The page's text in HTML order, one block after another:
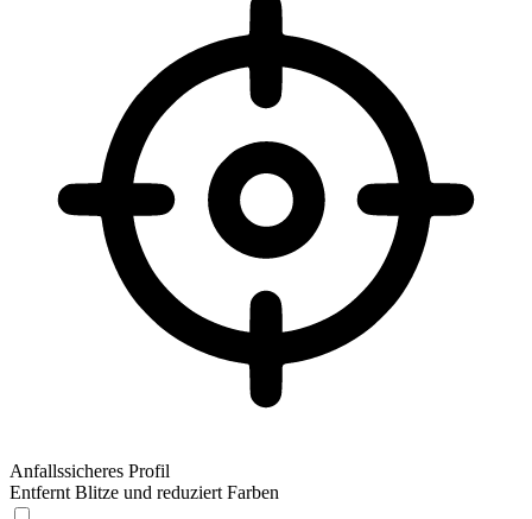
Anfallssicheres Profil
Entfernt Blitze und reduziert Farben